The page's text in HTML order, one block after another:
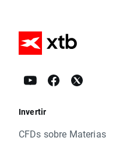
Invertir
CFDs sobre Materias